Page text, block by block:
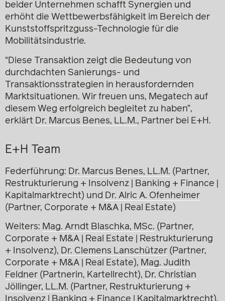
beider Unternehmen schafft Synergien und
erhöht die Wettbewerbsfähigkeit im Bereich der
Kunststoffspritzguss-Technologie für die
Mobilitätsindustrie.
“Diese Transaktion zeigt die Bedeutung von
durchdachten Sanierungs- und
Transaktionsstrategien in herausfordernden
Marktsituationen. Wir freuen uns, Megatech auf
diesem Weg erfolgreich begleitet zu haben”,
erklärt Dr. Marcus Benes, LL.M., Partner bei E+H.
E+H Team
Federführung: Dr. Marcus Benes, LL.M. (Partner,
Restrukturierung + Insolvenz | Banking + Finance |
Kapitalmarktrecht) und Dr. Alric A. Ofenheimer
(Partner, Corporate + M&A | Real Estate)
Weiters: Mag. Arndt Blaschka, MSc. (Partner,
Corporate + M&A | Real Estate | Restrukturierung
+ Insolvenz), Dr. Clemens Lanschützer (Partner,
Corporate + M&A | Real Estate), Mag. Judith
Feldner (Partnerin, Kartellrecht), Dr. Christian
Jöllinger, LL.M. (Partner, Restrukturierung +
Insolvenz | Banking + Finance | Kapitalmarktrecht),